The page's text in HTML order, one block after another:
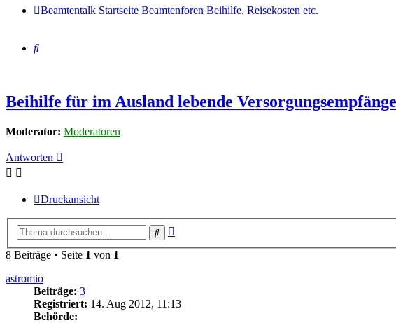
Beamtentalk Startseite Beamtenforen Beihilfe, Reisekosten etc.
Suche
Beihilfe für im Ausland lebende
Moderator: Moderatoren
Antworten
Druckansicht
Suche
8 Beiträge • Seite 1 von 1
astromio
Beiträge: 3
Registriert: 14. Aug 2012, 11:13
Behörde: